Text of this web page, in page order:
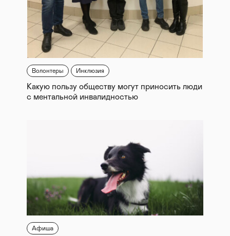
Волонтеры Инклюзия
Какую пользу обществу могут приносить люди
с ментальной инвалидностью
Афиша